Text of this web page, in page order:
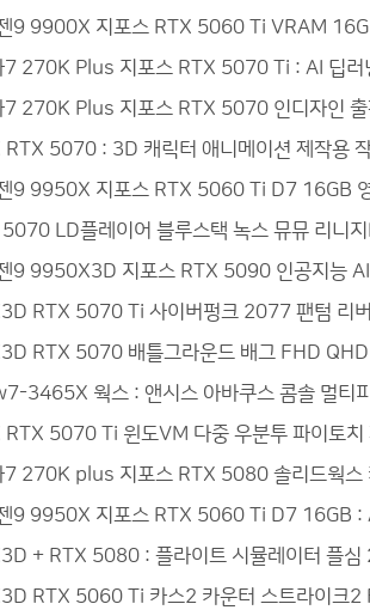
9 9900X 지포스 RTX 5060 Ti VRAM
7 270K Plus 지포스 RTX 5070 Ti : AI 딥러
7 270K Plus 지포스 RTX 5070 인디자인
5070 : 3D 캐릭터 애니메이션 제작용
9 9950X 지포스 RTX 5060 Ti D7 16GB
LD플레이어 블루스택 녹스 뮤뮤 리니
9 9950X3D 지포스 RTX 5090 인공지능 AI
RTX 5070 Ti 사이버펑크 2077 팬텀 리
RTX 5070 배틀그라운드 배그 FHD QHD
3465X 웍스 : 앤시스 아바쿠스 콤솔 멀티
5070 Ti 윈도VM 다중 우분투 파이토치
7 270K plus 지포스 RTX 5080 솔리드웍스
9 9950X 지포스 RTX 5060 Ti D7 16GB :
+ RTX 5080 : 플라이트 시뮬레이터 플
RTX 5060 Ti 카스2 카운터 스트라이크2